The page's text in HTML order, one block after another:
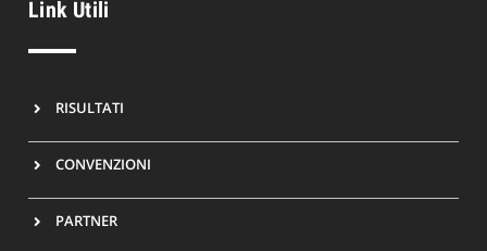
Link Utili
RISULTATI
CONVENZIONI
PARTNER